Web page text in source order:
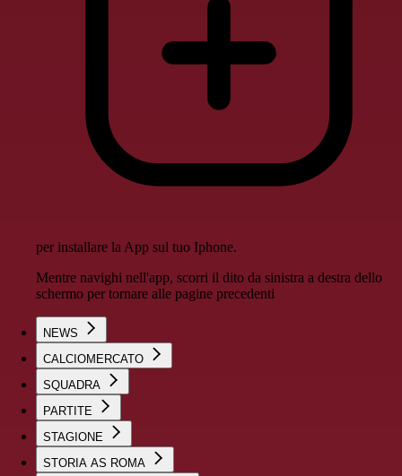
per installare la App sul tuo Iphone.
Mentre navighi nell'app, scorri il dito da sinistra a destra dello
schermo per tornare alle pagine precedenti
NEWS
CALCIOMERCATO
SQUADRA
PARTITE
STAGIONE
STORIA AS ROMA